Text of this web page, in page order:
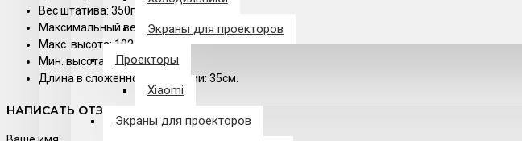
Экраны для проекторов
Проекторы
Xiaomi
Экраны для проекторов
Вес штатива: 350гр.
Максимальный вес: 2,5кг.
Макс. высота: 102см.
Мин. высота: 35см.
Длина в сложенном состоянии: 35см.
НАПИСАТЬ ОТЗЫВ